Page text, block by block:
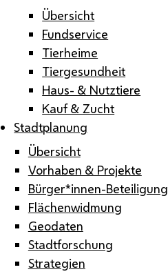
Übersicht
Fundservice
Tierheime
Tiergesundheit
Haus- & Nutztiere
Kauf & Zucht
Stadtplanung
Übersicht
Vorhaben & Projekte
Bürger*innen-Beteiligung
Flächenwidmung
Geodaten
Stadtforschung
Strategien